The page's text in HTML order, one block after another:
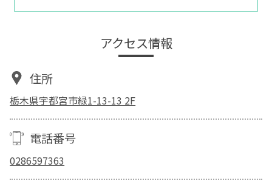
アクセス情報
住所
栃木県宇都宮市緑1-13-13 2F
電話番号
0286597363